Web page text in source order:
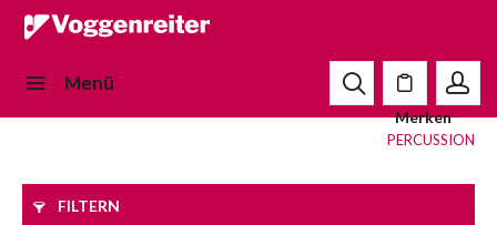
Menü
Merken
PERCUSSION
FILTERN